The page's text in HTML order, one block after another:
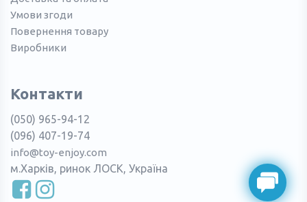
Умови згоди
Повернення товару
Виробники
Контакти
(050) 965-94-12
(096) 407-19-74
info@toy-enjoy.com
м.Харків, ринок ЛОСК, Україна